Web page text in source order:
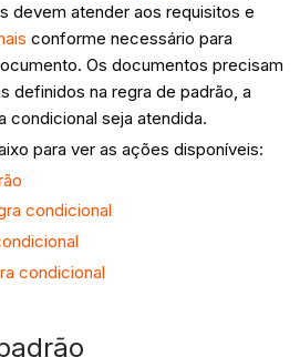
devem atender aos requisitos e
conforme necessário para
Os documentos precisam
definidos na regra de padrão, a
condicional seja atendida.
para ver as ações disponíveis:
condicional
condicional